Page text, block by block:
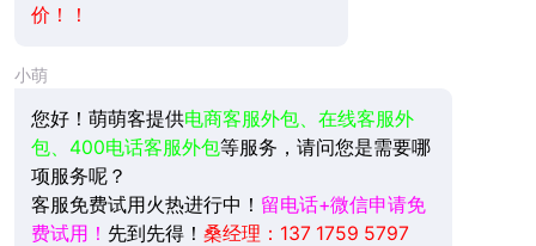
价！！
小萌
您好！萌萌客提供电商客服外包、在线客服外
包、400电话客服外包等服务，请问您是需要哪
项服务呢？
客服免费试用火热进行中！ 留电话+微信申请免
费试用！ 先到先得！ 桑经理：137 1759 5797